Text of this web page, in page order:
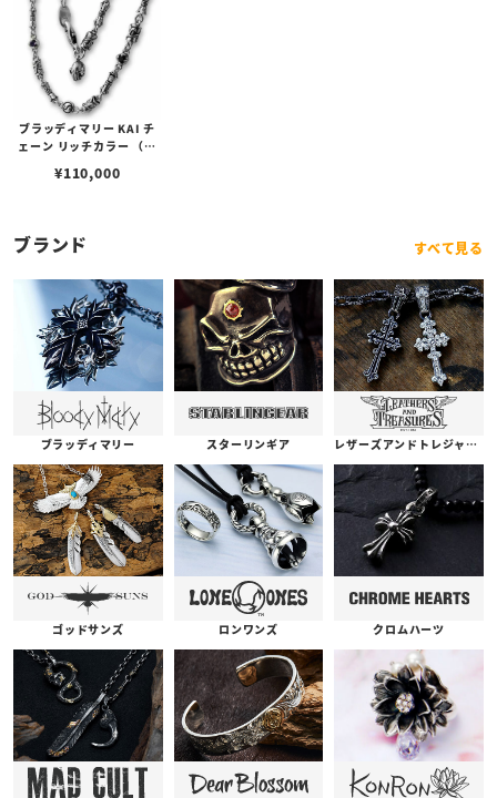
ブラッディマリー KAI チ
ェーン リッチカラー （極
¥110,000
ブランド すべて見る
ブラッディマリー スターリンギア レザーズアンドトレジャーズ
ゴッドサンズ ロンワンズ クロムハーツ